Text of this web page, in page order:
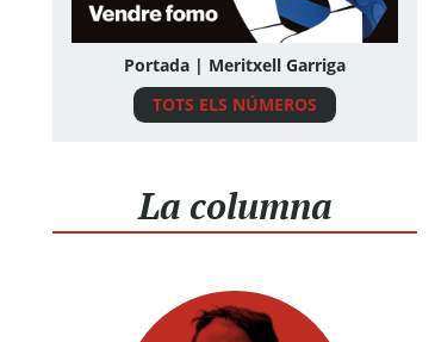
Portada | Meritxell Garriga
TOTS ELS NÚMEROS
La columna